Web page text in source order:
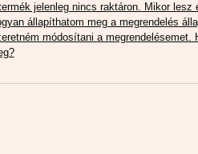
jelenleg nincs raktáron. Mikor lesz
állapíthatom meg a megrendelés
módosítani a megrendelésemet.